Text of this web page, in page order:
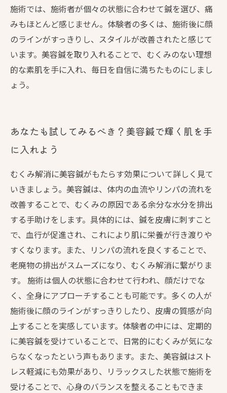
施術では、施術者が個々の状態に合わせて鍼を選び、痛
みもほとんど感じません。体験者の多くは、施術後に顔
のラインがすっきりし、スタイルが改善されたと感じて
います。美容鍼を取り入れることで、むくみのない理想
的な素肌を手に入れ、毎日を自信に満ちたものにしまし
ょう。
あなたも試してみるべき？美容鍼で輝く肌を手
に入れよう
むくみ解消に美容鍼がもたらす効果について詳しく見て
いきましょう。美容鍼は、体内の血流やリンパの流れを
改善することで、むくみの原因である余分な水分を排出
する手助けをします。具体的には、鍼を皮膚に刺すこと
で、血行が促進され、これにより肌に栄養が行き渡りや
すくなります。また、リンパの流れを良くすることで、
老廃物の排出がスムーズになり、むくみ解消に繋がりま
す。 施術は個人の状態に合わせて行われ、顔だけでな
く、全身にアプローチすることも可能です。多くの人が
施術後に顔のラインがすっきりしたり、皮膚の質感が向
上することを実感しています。体験者の中には、定期的
に美容鍼を受けていることで、日常的にむくみが気にな
らなくなったという声もあります。また、美容鍼はスト
レス軽減にも効果があり、リラックスした状態で施術を
受けることで、心身のバランスを整えることもできま